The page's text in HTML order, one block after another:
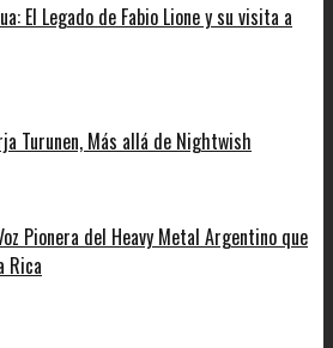
El Legado de Fabio Lione y su visita a
Turunen, Más allá de Nightwish
Pionera del Heavy Metal Argentino que
Rica